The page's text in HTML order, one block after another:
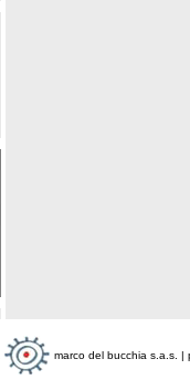
marco del bucchia s.a.s. |